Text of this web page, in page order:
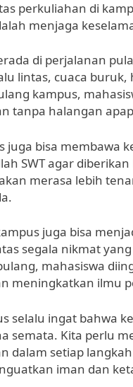
perkuliahan di
menjaga
di perjalanan
lintas, cuaca
kampus,
tanpa halangan
juga bisa membawa
SWT agar
merasa lebih
juga bisa
segala nikmat
mahasiswa
meningkatkan ilmu
selalu ingat bahwa
semata. Kita perlu
dalam setiap
iman dan